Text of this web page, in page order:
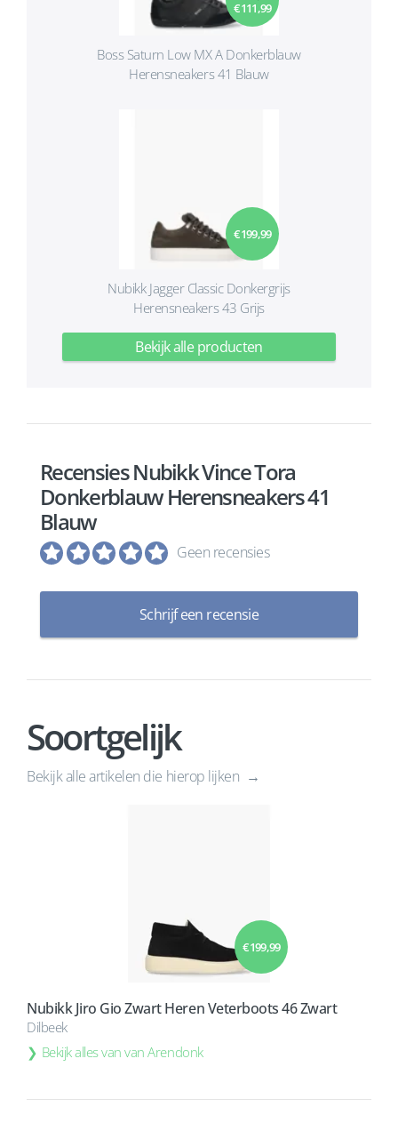
€ 111,99
Boss Saturn Low MX A Donkerblauw
Herensneakers 41 Blauw
€ 199,99
Nubikk Jagger Classic Donkergrijs
Herensneakers 43 Grijs
Bekijk alle producten
Recensies Nubikk Vince Tora
Donkerblauw Herensneakers 41
Blauw
Geen recensies
Schrijf een recensie
Soortgelijk
Bekijk alle artikelen die hierop lijken
€ 199,99
Nubikk Jiro Gio Zwart Heren Veterboots 46 Zwart
Dilbeek
Bekijk alles van van Arendonk